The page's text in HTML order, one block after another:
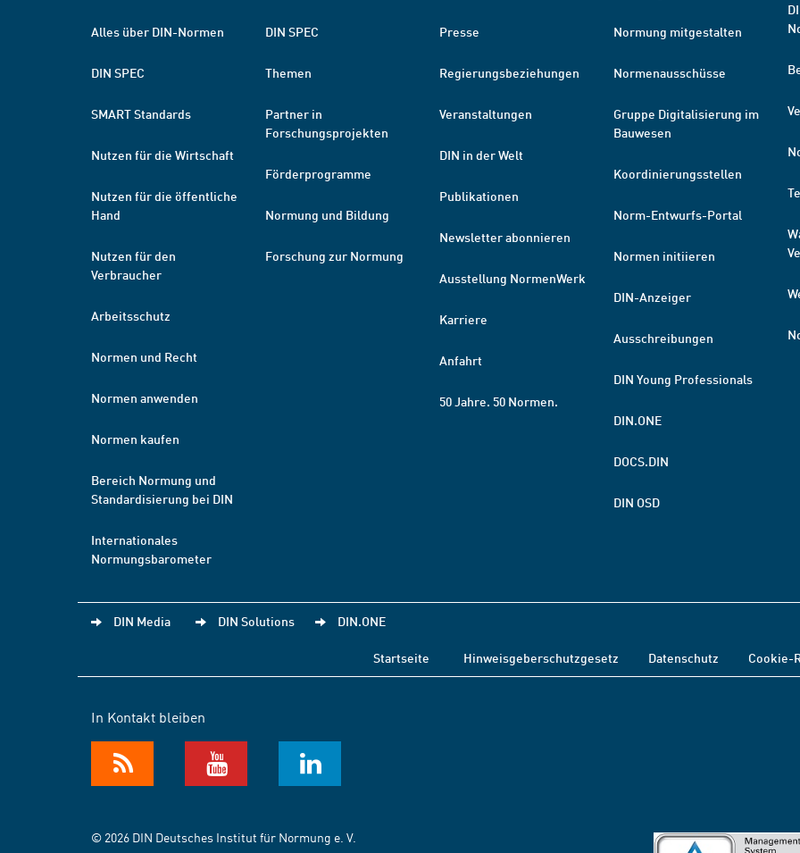
Alles über DIN-Normen
DIN SPEC
SMART Standards
Nutzen für die Wirtschaft
Nutzen für die öffentliche
Hand
Nutzen für den
Verbraucher
Arbeitsschutz
Normen und Recht
Normen anwenden
Normen kaufen
Bereich Normung und
Standardisierung bei DIN
Internationales
Normungsbarometer
DIN SPEC
Themen
Partner in
Forschungsprojekten
Förderprogramme
Normung und Bildung
Forschung zur Normung
Presse
Regierungsbeziehungen
Veranstaltungen
DIN in der Welt
Publikationen
Newsletter abonnieren
Ausstellung NormenWerk
Karriere
Anfahrt
50 Jahre. 50 Normen.
Normung mitgestalten
Normenausschüsse
Gruppe Digitalisierung im
Bauwesen
Koordinierungsstellen
Norm-Entwurfs-Portal
Normen initiieren
DIN-Anzeiger
Ausschreibungen
DIN Young Professionals
DIN.ONE
DOCS.DIN
DIN OSD
DIN Media DIN Solutions DIN.ONE
Startseite Hinweisgeberschutzgesetz Datenschutz Cookie-
In Kontakt bleiben
© 2026 DIN Deutsches Institut für Normung e. V.